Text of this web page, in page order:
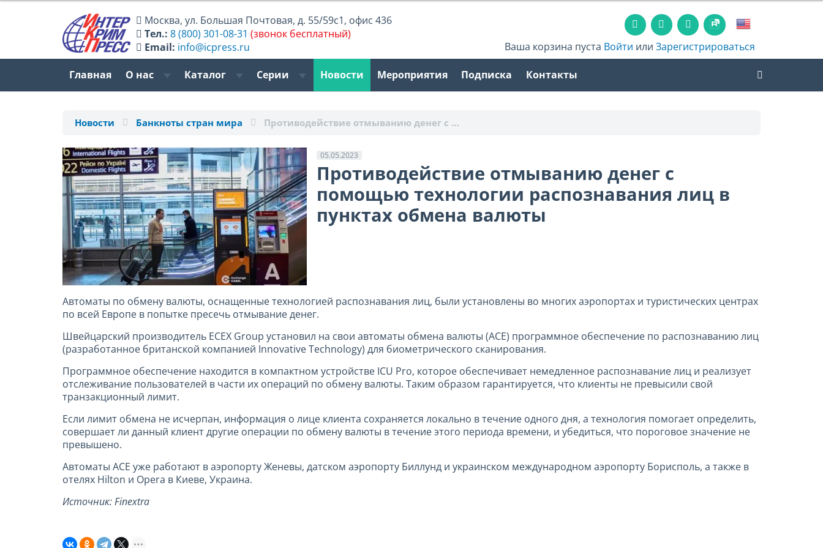
Москва,ул. Большая Почтовая, д. 55/59с1, офис 436
Тел.: 8 (800) 301-08-31 (звонок бесплатный)
Email: info@icpress.ru Ваша корзина пуста Войти илиЗарегистрироваться
Главная О нас Каталог Серии Новости Мероприятия Подписка Контакты
Новости Банкноты стран мира Противодействие отмыванию денег с …
05.05.2023
Противодействие отмыванию денег с
помощью технологии распознавания лиц в
пунктах обмена валюты
Автоматы по обмену валюты, оснащенные технологией распознавания лиц, были установлены во многих аэропортах и туристических центрах
по всей Европе в попытке пресечь отмывание денег.
Швейцарский производитель ECEX Group установил на свои автоматы обмена валюты (ACE) программное обеспечение по распознаванию лиц
(разработанное британской компанией Innovative Technology) для биометрического сканирования.
Программное обеспечение находится в компактном устройстве ICU Pro, которое обеспечивает немедленное распознавание лиц и реализует
отслеживание пользователей в части их операций по обмену валюты. Таким образом гарантируется, что клиенты не превысили свой
транзакционный лимит.
Если лимит обмена не исчерпан, информация о лице клиента сохраняется локально в течение одного дня, а технология помогает определить,
совершает ли данный клиент другие операции по обмену валюты в течение этого периода времени, и убедиться, что пороговое значение не
превышено.
Автоматы ACE уже работают в аэропорту Женевы, датском аэропорту Биллунд и украинском международном аэропорту Борисполь, а также в
отелях Hilton и Opera в Киеве, Украина.
Источник:Finextra